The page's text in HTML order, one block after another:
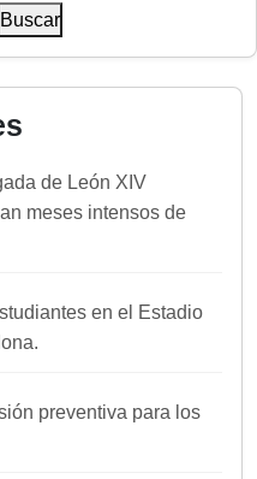
Buscar
de León XIV
meses intensos de
en el Estadio
preventiva para los